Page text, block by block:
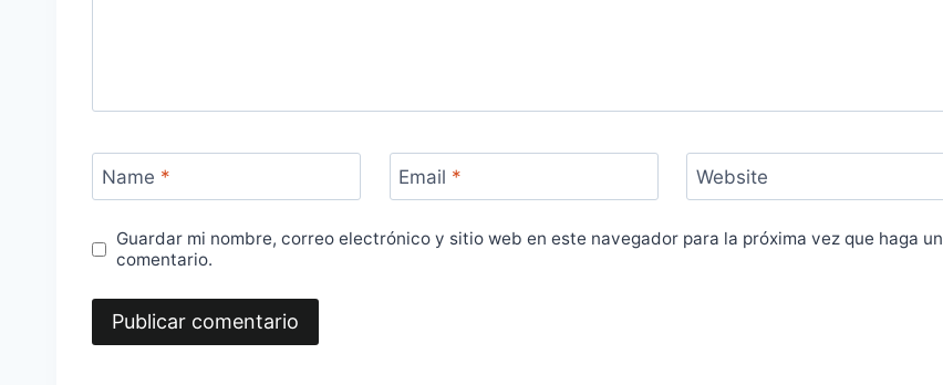
Name * Email * Website
Guardar mi nombre, correo electrónico y sitio web en este navegador para la próxima vez que haga un
comentario.